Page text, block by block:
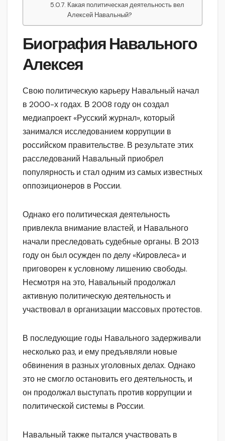
Какая политическая деятельность вел
Алексей Навальный?
Биография Навального
Алексея
Свою политическую карьеру Навальный начал
в 2000-х годах. В 2008 году он создал
медиапроект «Русский журнал», который
занимался исследованием коррупции в
российском правительстве. В результате этих
расследований Навальный приобрел
популярность и стал одним из самых известных
оппозиционеров в России.
Однако его политическая деятельность
привлекла внимание властей, и Навального
начали преследовать судебные органы. В 2013
году он был осужден по делу «Кировлеса» и
приговорен к условному лишению свободы.
Несмотря на это, Навальный продолжал
активную политическую деятельность и
участвовал в организации массовых протестов.
В последующие годы Навального задерживали
несколько раз, и ему предъявляли новые
обвинения в разных уголовных делах. Однако
это не смогло остановить его деятельность, и
он продолжал выступать против коррупции и
политической системы в России.
Навальный также пытался участвовать в